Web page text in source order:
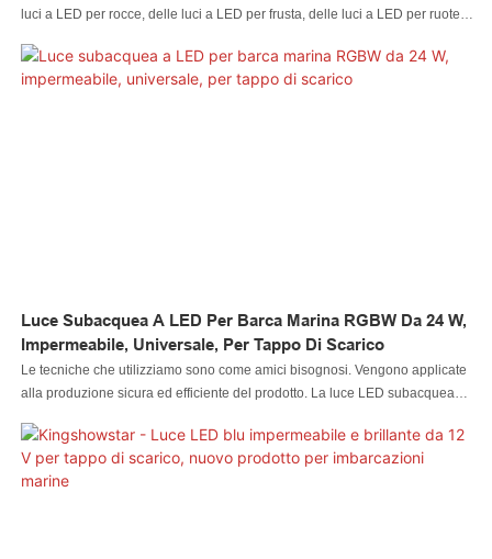
A LED
luci a LED per rocce, delle luci a LED per frusta, delle luci a LED per ruote,
per cavi a LED, dei controller a LED sono determinate in gran parte dalle
materie prime. Per quanto riguarda le materie prime delle luci per piscina,
Luce Subacquea A LED Per Barca Marina RGBW Da 24 W,
Impermeabile, Universale, Per Tappo Di Scarico
Le tecniche che utilizziamo sono come amici bisognosi. Vengono applicate
alla produzione sicura ed efficiente del prodotto. La luce LED subacquea
applicazione delle luci per piscine.